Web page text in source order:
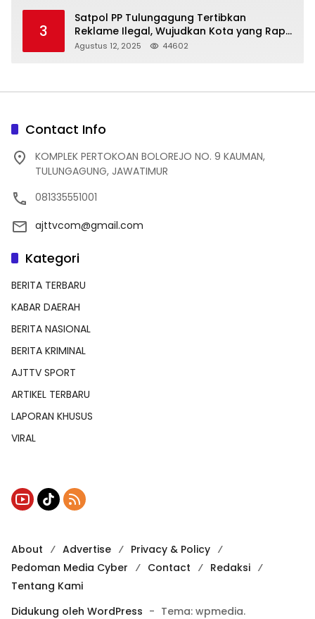
3
Satpol PP Tulungagung Tertibkan
Reklame Ilegal, Wujudkan Kota yang Rapi
dan Indah
Agustus 12, 2025 44602
Contact Info
KOMPLEK PERTOKOAN BOLOREJO NO. 9 KAUMAN,
TULUNGAGUNG, JAWATIMUR
081335551001
ajttvcom@gmail.com
Kategori
BERITA TERBARU
KABAR DAERAH
BERITA NASIONAL
BERITA KRIMINAL
AJTTV SPORT
ARTIKEL TERBARU
LAPORAN KHUSUS
VIRAL
About Advertise
Privacy & Policy
Pedoman Media Cyber
Contact
Redaksi
Tentang Kami
Didukung oleh WordPress - Tema: wpmedia.